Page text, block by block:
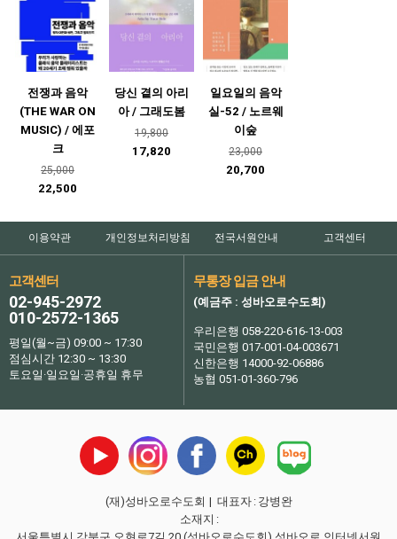
전쟁과 음악
(THE WAR ON
MUSIC) / 에포
크
25,000
22,500
당신 곁의 아리
아 / 그래도봄
19,800
17,820
일요일의 음악
실-52 / 노르웨
이숲
23,000
20,700
이용약관 개인정보처리방침 전국서원안내 고객센터
고객센터
02-945-2972
010-2572-1365
평일(월~금) 09:00 ~ 17:30
점심시간 12:30 ~ 13:30
토요일·일요일·공휴일 휴무
무통장 입금 안내
(예금주 : 성바오로수도회)
우리은행 058-220-616-13-003
국민은행 017-001-04-003671
신한은행 14000-92-06886
농협 051-01-360-796
(재)성바오로수도회 | 대표자 : 강병완
소재지 :